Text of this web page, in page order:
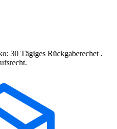
30 Tägiges Rückgaberechet .